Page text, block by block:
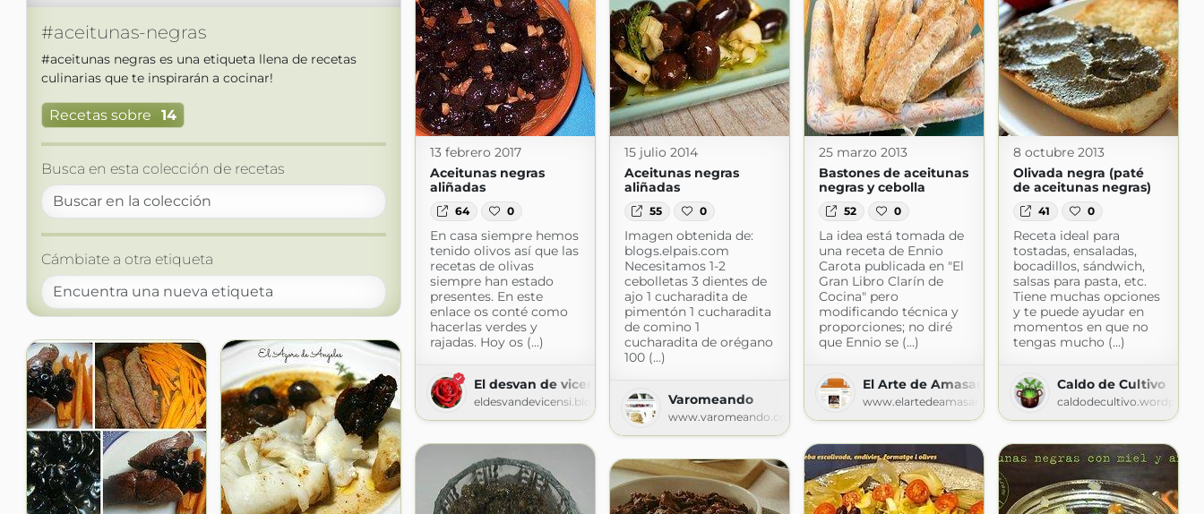
#aceitunas-negras
#aceitunas negras es una etiqueta llena de recetas
culinarias que te inspirarán a cocinar!
Recetas sobre 14
Busca en esta colección de recetas
Cámbiate a otra etiqueta
13 febrero 2017
Aceitunas negras
aliñadas
64 0
En casa siempre hemos
tenido olivos así que las
recetas de olivas
siempre han estado
presentes. En este
enlace os conté como
hacerlas verdes y
rajadas. Hoy os (...)
El desvan de vicensi
eldesvandevicensi.blogspot.com
15 julio 2014
Aceitunas negras
aliñadas
55 0
Imagen obtenida de:
blogs.elpais.com
Necesitamos 1-2
cebolletas 3 dientes de
ajo 1 cucharadita de
pimentón 1 cucharadita
de comino 1
cucharadita de orégano
100 (...)
Varomeando
www.varomeando.com
25 marzo 2013
Bastones de aceitunas
negras y cebolla
52 0
La idea está tomada de
una receta de Ennio
Carota publicada en "El
Gran Libro Clarín de
Cocina" pero
modificando técnica y
proporciones; no diré
que Ennio se (...)
El Arte de Amasar Clases de Cocina Personalizadas
www.elartedeamasar.com
8 octubre 2013
Olivada negra (paté
de aceitunas negras)
41 0
Receta ideal para
tostadas, ensaladas,
bocadillos, sándwich,
salsas para pasta, etc.
Tiene muchas opciones
y te puede ayudar en
momentos en que no
tengas mucho (...)
Caldo de Cultivo